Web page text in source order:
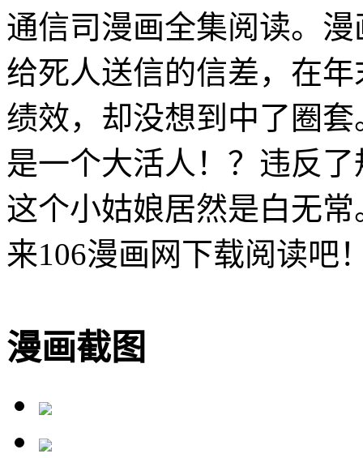
通信司漫画全集阅读。
给死人送信的信差，在
绩效，却没想到中了圈
是一个大活人！？违反
这个小姑娘居然是白无
来106漫画网下载阅读吧
漫画截图